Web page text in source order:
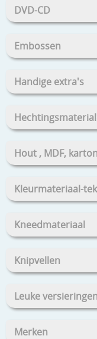
DVD-CD
Embossen
Handige extra's
Hout , MDF,
Kleurmateriaal-
Kneedmateriaal
Knipvellen
Leuke versieringen
Merken